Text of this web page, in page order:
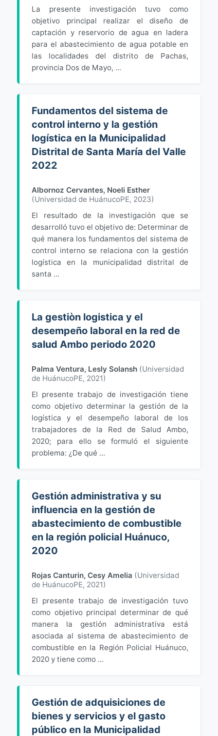
La presente investigación tuvo como
objetivo principal realizar el diseño de
captación y reservorio de agua en ladera
para el abastecimiento de agua potable en
las localidades del distrito de Pachas,
provincia Dos de Mayo, ...
Fundamentos del sistema de
control interno y la gestión
logística en la Municipalidad
Distrital de Santa María del Valle
2022
Albornoz Cervantes, Noeli Esther
(Universidad de HuánucoPE, 2023)
El resultado de la investigación que se
desarrolló tuvo el objetivo de: Determinar de
qué manera los fundamentos del sistema de
control interno se relaciona con la gestión
logística en la municipalidad distrital de
santa ...
La gestiòn logistica y el
desempeño laboral en la red de
salud Ambo periodo 2020
Palma Ventura, Lesly Solansh (Universidad
de HuánucoPE, 2021)
El presente trabajo de investigación tiene
como objetivo determinar la gestión de la
logística y el desempeño laboral de los
trabajadores de la Red de Salud Ambo,
2020; para ello se formuló el siguiente
problema: ¿De qué ...
Gestión administrativa y su
influencia en la gestión de
abastecimiento de combustible
en la región policial Huánuco,
2020
Rojas Canturin, Cesy Amelia (Universidad
de HuánucoPE, 2021)
El presente trabajo de investigación tuvo
como objetivo principal determinar de qué
manera la gestión administrativa está
asociada al sistema de abastecimiento de
combustible en la Región Policial Huánuco,
2020 y tiene como ...
Gestión de adquisiciones de
bienes y servicios y el gasto
público en la Municipalidad